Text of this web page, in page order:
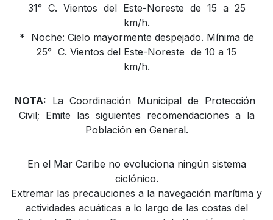
31° C. Vientos del Este-Noreste de 15 a 25
km/h.
* Noche: Cielo mayormente despejado. Mínima de
25° C. Vientos del Este-Noreste de 10 a 15
km/h.
NOTA: La Coordinación Municipal de Protección
Civil; Emite las siguientes recomendaciones a la
Población en General.
En el Mar Caribe no evoluciona ningún sistema
ciclónico.
Extremar las precauciones a la navegación marítima y
actividades acuáticas a lo largo de las costas del